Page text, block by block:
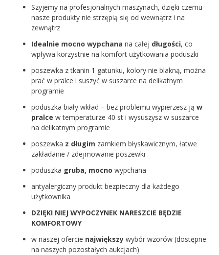
Szyjemy na profesjonalnych maszynach, dzięki czemu
nasze produkty nie strzępią się od wewnątrz i na
zewnątrz
Idealnie mocno wypchana na całej długości, co
wpływa korzystnie na komfort użytkowania poduszki
poszewka z tkanin 1 gatunku, kolory nie blakną, można
prać w pralce i suszyć w suszarce na delikatnym
programie
poduszka biały wkład – bez problemu wypierzesz ją w
pralce w temperaturze 40 st i wysuszysz w suszarce
na delikatnym programie
poszewka z długim zamkiem błyskawicznym, łatwe
zakładanie / zdejmowanie poszewki
poduszka gruba, mocno wypchana
antyalergiczny produkt bezpieczny dla każdego
użytkownika
DZIĘKI NIEJ WYPOCZYNEK NARESZCIE BĘDZIE
KOMFORTOWY
w naszej ofercie największywybór wzorów (dostępne
na naszych pozostałych aukcjach)